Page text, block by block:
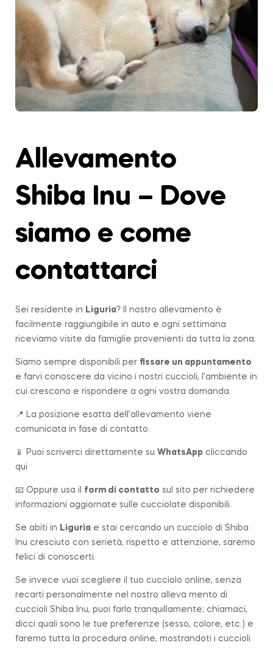
Allevamento
Shiba Inu – Dove
siamo e come
contattarci
Sei residente in Liguria? Il nostro allevamento è
facilmente raggiungibile in auto e ogni settimana
riceviamo visite da famiglie provenienti da tutta la zona.
Siamo sempre disponibili per fissare un appuntamento
e farvi conoscere da vicino i nostri cuccioli, l’ambiente in
cui crescono e rispondere a ogni vostra domanda.
📍 La posizione esatta dell’allevamento viene
comunicata in fase di contatto.
📱 Puoi scriverci direttamente su WhatsApp cliccando
qui
📧 Oppure usa il form di contatto sul sito per richiedere
informazioni aggiornate sulle cucciolate disponibili.
Se abiti in Liguria e stai cercando un cucciolo di Shiba
Inu cresciuto con serietà, rispetto e attenzione, saremo
felici di conoscerti.
Se invece vuoi scegliere il tuo cucciolo online, senza
recarti personalmente nel nostro alleva mento di
cuccioli Shiba Inu, puoi farlo tranquillamente; chiamaci,
dicci quali sono le tue preferenze (sesso, colore, etc.) e
faremo tutta la procedura online, mostrandoti i cuccioli